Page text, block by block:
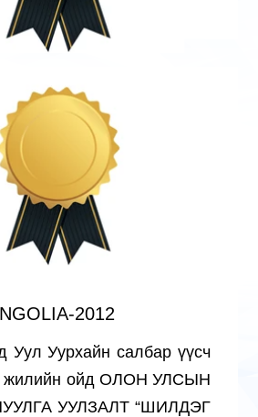
2012
Уул Уурхайн салбар үүсч
жилийн ойд ОЛОН УЛСЫН
УУЛЗАЛТ “ШИЛДЭГ